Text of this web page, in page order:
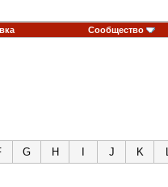
Сообщество
G H J K